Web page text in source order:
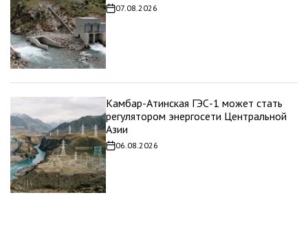
Дата
записи
07.08.2026
Камбар-Атинская ГЭС-1 может стать
регулятором энергосети Центральной
Азии
Дата
записи
06.08.2026